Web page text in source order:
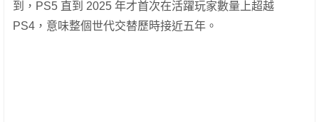
到，PS5 直到 2025 年才首次在活躍玩家數量上超越
PS4，意味整個世代交替歷時接近五年。